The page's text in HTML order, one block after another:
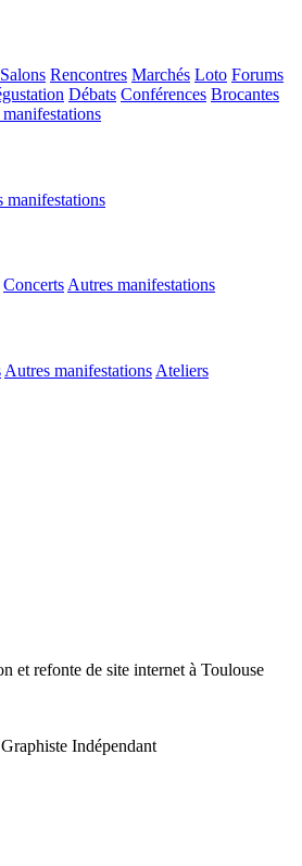
Salons Rencontres Marchés Loto Forums
Débats Conférences Brocantes
manifestations
Concerts Autres manifestations
Autres manifestations Ateliers
et refonte de site internet à Toulouse
Indépendant